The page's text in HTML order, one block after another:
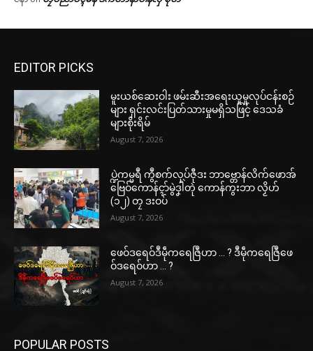
EDITOR PICKS
မူးယစ်ဆေးဝါး ဖမ်းဆီးအရေးယူမှုလုပ်ငန်းစဉ်
များ ရှင်းလင်းပြတ်သားမှုမရှိသဖြင့် ဒေသခံ
များစိုးရိမ်
August 7, 2026
ပ္ဍဲကမ္မရဳ ကွဳစက်လုပ်ဇီုဒး ဘာဗ္တောန်လိက်ဖောအ်
ဗြေဝ်ကောန်ၚာ်မွဲဒၞါဲတုဲ ကောန်ကွးဘာ လၟိဟ်
(၁၂) တၠ ဒးဝပ်
August 7, 2026
ဖေဝ်ဒရေဝ်ဒဳမဵုကရေဇြဳဟာ … ? ဒဳမဵုကရေဇြဳဖေ
ဝ်ဒရေဝ်ဟာ … ?
August 7, 2026
POPULAR POSTS